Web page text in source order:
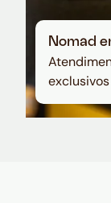
Nomad
exclusivos